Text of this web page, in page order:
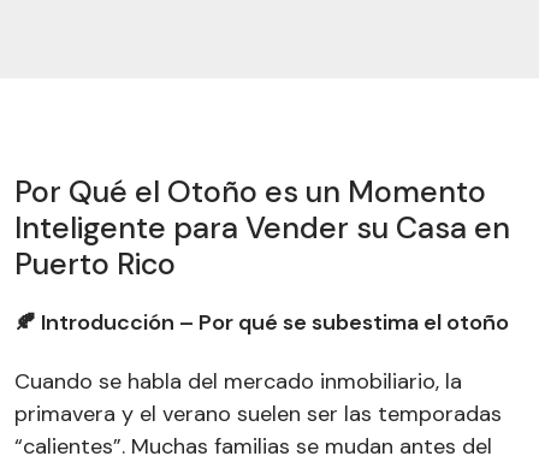
Por Qué el Otoño es un Momento
Inteligente para Vender su Casa en
Puerto Rico
🍂 Introducción – Por qué se subestima el otoño
Cuando se habla del mercado inmobiliario, la
primavera y el verano suelen ser las temporadas
“calientes”. Muchas familias se mudan antes del